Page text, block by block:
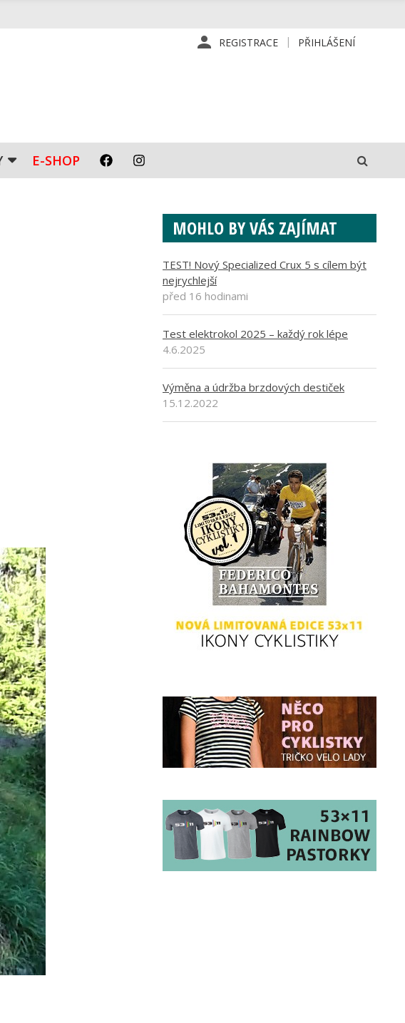
REGISTRACE PŘIHLÁŠENÍ
E-SHOP
MOHLO BY VÁS ZAJÍMAT
TEST! Nový Specialized Crux 5 s cílem být
nejrychlejší
před 16 hodinami
Test elektrokol 2025 – každý rok lépe
4.6.2025
Výměna a údržba brzdových destiček
15.12.2022